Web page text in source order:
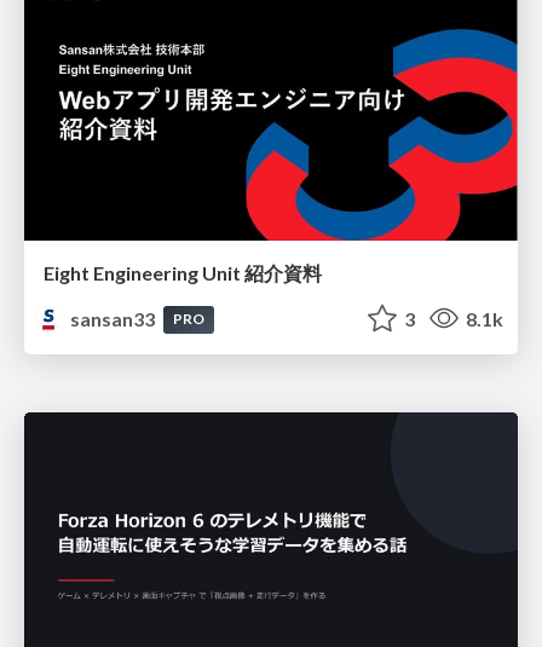
Eight Engineering Unit 紹介資料
sansan33
PRO 3 8.1k